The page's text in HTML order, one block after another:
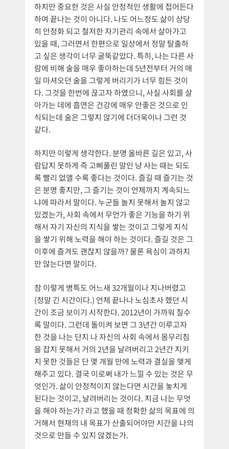
하지만 중요한 것은 사실 안정적인 생활에 접어든다
하여 끝나는 것이 아니다. 나도 어느정도 삶이 상당
히 안정화 되고 철저한 자기관리 속에서 살아가고
있을 때, 그러면서 한편으로 일상에서 정말 탈출하
고 싶은 생각이 너무 굴뚝같았다. 특히, 나는 다른 사
람에 비해 술을 매우 좋아하는데 5년전부터 거의 매
일 마셔오던 술을 그렇게 버리기가 너무 힘든 것이
다. 그것을 한번에 끊고자 하였으니, 사실 사회를 살
아가는 데에 흡연은 건강에 매우 안좋은 것으로 인
식되는데 술은 그렇지 않기에 더더욱이나 그런 것
같다.
하지만 이렇게 생각한다. 분명 올바른 길은 있고, 사
람답지 못하게 즉 고삐풀린 말인 냥 사는 때는 되도
록 빨리 없앨 수록 좋다는 것이다. 즐길 때 즐기는 것
은 분명 좋지만, 그 즐기는 것이 언제까지 계속되느
냐에 따라서 말이다. 누군들 놀지 못해서 놀지 않고
있겠는가, 사회 속에서 무언가 좋은 기능을 하기 위
해서 자기 자신의 지식을 쌓는 것이고 그렇게 지식
을 쌓기 위해 노력을 해야 하는 것이다. 즐길 것은 그
이후에 즐겨도 괜찮지 않을까? 물론 욕심이 과하지
만 않는다면 말이다.
참 이렇게 병특도 어느새 32개월이나 지나버렸고
(정말 긴 시간이다.) 언제 끝나나 노심초사 했던 시
간이 조금 보이기 시작한다. 2012년이 가까워 질수
록 말이다. 그런데 돌이켜 보면 그 3년간 이루고자
한 것을 나는 단지 나 자신의 사회 속에서 몸무리침
을 잡지 못해서 거의 2년을 날려버리고 2년간 지키
지 못한 것들은 단 몇 개월 만에 노력과 결실을 맺게
해주고 있다. 결국 이로써 내가 느낄 수 있는 것은 무
엇인가. 삶이 안정적이지 않는다면 시간을 놓치게
된다는 것이고, 날려버리는 것이다. 지금 나는 무엇
을 해야 하는가? 라고 했을 때 정확한 삶의 목표에 의
거해서 현재의 내 목표가 산출되어야만 시간을 나의
것으로 만들 수 있지 않겠는가.